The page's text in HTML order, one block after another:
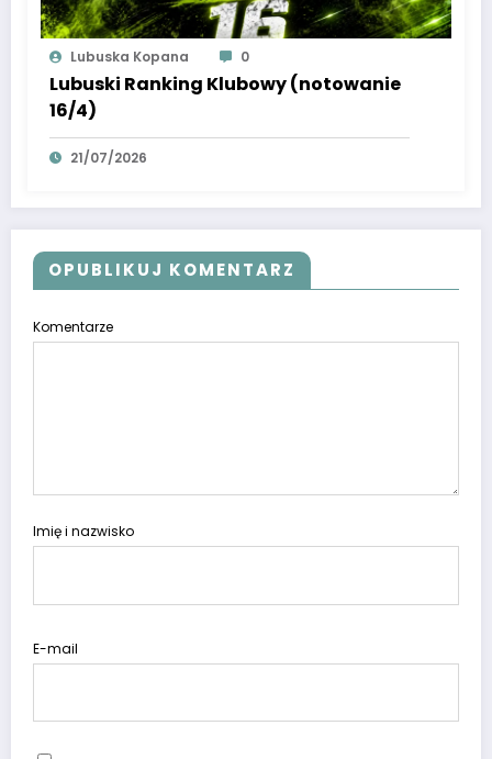
Lubuska Kopana 0
Lubuski Ranking Klubowy (notowanie
16/4)
21/07/2026
OPUBLIKUJ KOMENTARZ
Komentarze
Imię i nazwisko
E-mail